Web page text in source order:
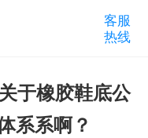
客服
热线
于橡胶鞋底公
系系啊？